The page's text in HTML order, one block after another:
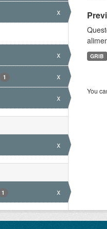
x
x
1 x
x
x
1 x
GRIB
You